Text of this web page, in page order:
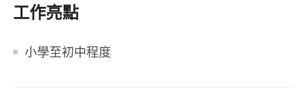
工作亮點
小學至初中程度